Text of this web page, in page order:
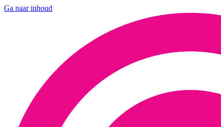
Ga naar inhoud